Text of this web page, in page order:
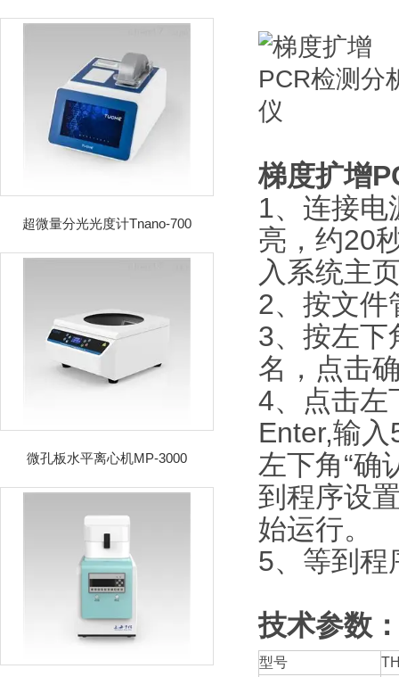
超微量分光光度计Tnano-700
微孔板水平离心机MP-3000
梯度扩增
1、连接电
亮，约20
入系统主
2、按文件
3、按左下
名，点击
4、点击左
Enter,输
左下角“确
到程序设
始运行。
5、等到程
技术参数
型号